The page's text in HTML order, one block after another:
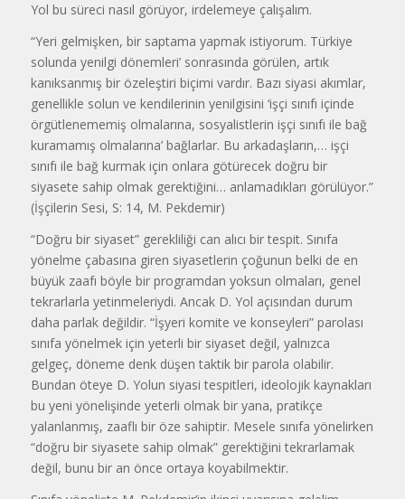
Yol bu süreci nasıl görüyor, irdelemeye çalışalım.
“Yeri gelmişken, bir saptama yapmak istiyorum. Türkiye
solunda yenilgi dönemleri’ sonrasında görülen, artık
kanıksanmış bir özeleştiri biçimi vardır. Bazı siyasi akımlar,
genellikle solun ve kendilerinin yenilgisini ‘işçi sınıfı içinde
örgütlenememiş olmalarına, sosyalistlerin işçi sınıfı ile bağ
kuramamış olmalarına’ bağlarlar. Bu arkadaşların,… işçi
sınıfı ile bağ kurmak için onlara götürecek doğru bir
siyasete sahip olmak gerektiğini… anlamadıkları görülüyor.”
(İşçilerin Sesi, S: 14, M. Pekdemir)
“Doğru bir siyaset” gerekliliği can alıcı bir tespit. Sınıfa
yönelme çabasına giren siyasetlerin çoğunun belki de en
büyük zaafı böyle bir programdan yoksun olmaları, genel
tekrarlarla yetinmeleriydi. Ancak D. Yol açısından durum
daha parlak değildir. “İşyeri komite ve konseyleri” parolası
sınıfa yönelmek için yeterli bir siyaset değil, yalnızca
gelgeç, döneme denk düşen taktik bir parola olabilir.
Bundan öteye D. Yolun siyasi tespitleri, ideolojik kaynakları
bu yeni yönelişinde yeterli olmak bir yana, pratikçe
yalanlanmış, zaaflı bir öze sahiptir. Mesele sınıfa yönelirken
“doğru bir siyasete sahip olmak” gerektiğini tekrarlamak
değil, bunu bir an önce ortaya koyabilmektir.